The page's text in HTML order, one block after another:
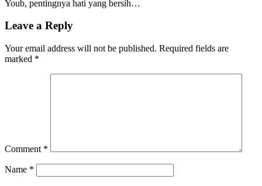
Youb, pentingnya hati yang bersih…
Leave a Reply
Your email address will not be published. Required fields are
marked *
Comment *
Name *